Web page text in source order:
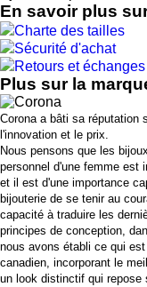
En savoir plus
Charte des tailles
Sécurité d'achat
Retours et échanges
Plus sur la
Corona a bâti sa réputation
l'innovation et le prix.
Nous pensons que les
personnel d'une femme est
et il est d'une importance
bijouterie de se tenir au
capacité à traduire les
principes de conception,
nous avons établi ce qui
canadien, incorporant le
un look distinctif qui repose